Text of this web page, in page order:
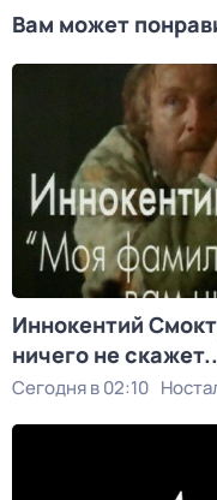
Вам может
Иннокентий
ничего не
Сегодня в 02:10